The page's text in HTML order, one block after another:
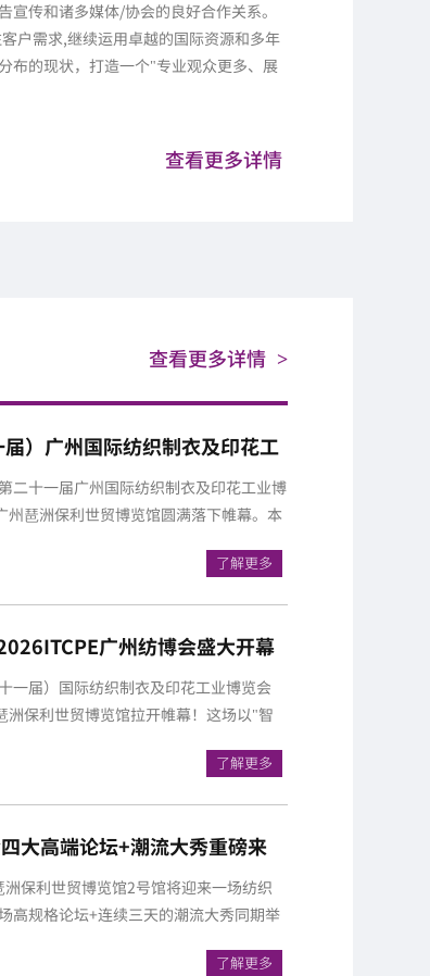
传和诸多媒体/协会的良好合作关系。
户需求,继续运用卓越的国际资源和多年
布的现状，打造一个"专业观众更多、展
查看更多详情
查看更多详情 >
）广州国际纺织制衣及印花工
二十一届广州国际纺织制衣及印花工业博
州琶洲保利世贸博览馆圆满落下帷幕。本
了解更多
广州纺博会盛大开幕
一届）国际纺织制衣及印花工业博览会
洲保利世贸博览馆拉开帷幕！这场以"智
了解更多
大高端论坛+潮流大秀重磅来
保利世贸博览馆2号馆将迎来一场纺织
高规格论坛+连续三天的潮流大秀同期举
了解更多